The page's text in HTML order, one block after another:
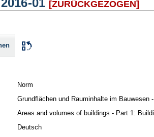
01 [ZURÜCKGEZOGEN]
Norm
Grundflächen und Rauminhalte im Bauwesen
Areas and volumes of buildings - Part 1:
Deutsch